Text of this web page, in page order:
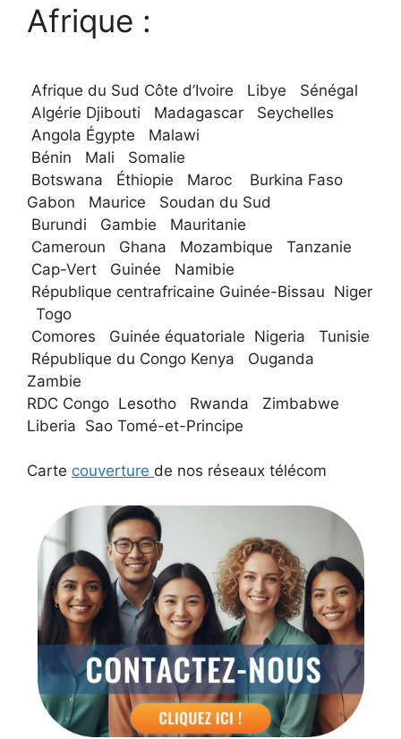
Afrique :
Afrique du Sud Côte d’Ivoire Libye Sénégal
Algérie Djibouti Madagascar Seychelles
Angola Égypte Malawi
Bénin Mali Somalie
Botswana Éthiopie Maroc Burkina Faso
Gabon Maurice Soudan du Sud
Burundi Gambie Mauritanie
Cameroun Ghana Mozambique Tanzanie
Cap-Vert Guinée Namibie
République centrafricaine Guinée-Bissau Niger
Togo
Comores Guinée équatoriale Nigeria Tunisie
République du Congo Kenya Ouganda
Zambie
RDC Congo Lesotho Rwanda Zimbabwe
Liberia Sao Tomé-et-Principe
Carte couverture de nos réseaux télécom